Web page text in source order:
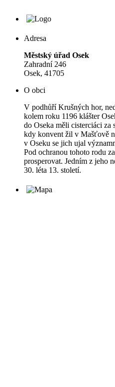
Adresa
Městský úřad Osek
Zahradní 246
Osek, 41705
O obci
V podhůří Krušných hor,
kolem roku 1196 klášter
do Oseka měli cisterciáci za
kdy konvent žil v Mašťově
v Oseku se jich ujal
Pod ochranou tohoto rodu
prosperovat. Jedním z jeho
30. léta 13. století.